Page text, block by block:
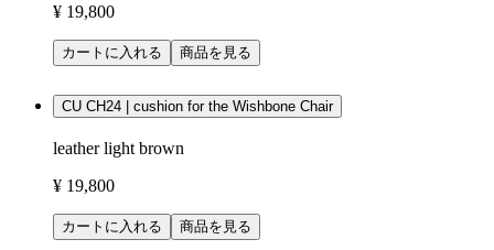
¥ 19,800
カートに入れる 商品を見る
CU CH24 | cushion for the Wishbone Chair
leather light brown
¥ 19,800
カートに入れる 商品を見る